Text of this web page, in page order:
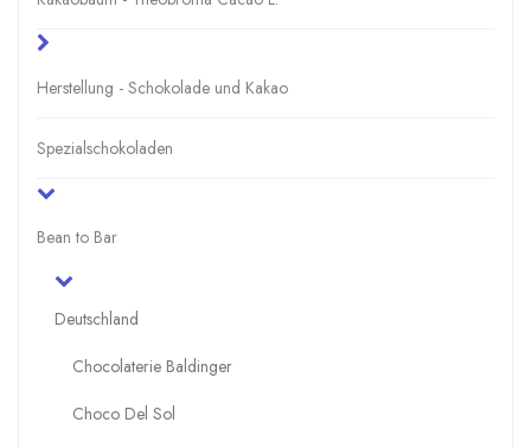
Herstellung - Schokolade und Kakao
Spezialschokoladen
Bean to Bar
Deutschland
Chocolaterie Baldinger
Choco Del Sol